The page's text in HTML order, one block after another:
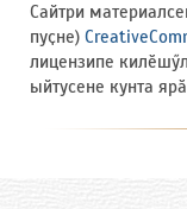
Сайтри
пуҫне)
лицензипе
ыйтусене кунта